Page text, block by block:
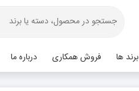
برند ها فروش همکاری درباره ما